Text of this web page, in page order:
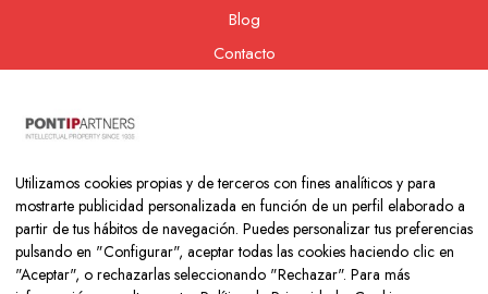
Blog
Contacto
Utilizamos cookies propias y de terceros con fines analíticos y para
mostrarte publicidad personalizada en función de un perfil elaborado a
partir de tus hábitos de navegación. Puedes personalizar tus preferencias
pulsando en "Configurar", aceptar todas las cookies haciendo clic en
"Aceptar", o rechazarlas seleccionando "Rechazar". Para más